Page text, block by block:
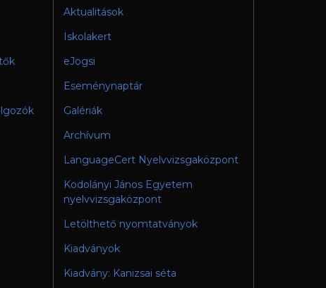
Aktualitások
Iskolakert
eJogsi
Eseménynaptár
Galériák
Archívum
LanguageCert Nyelvvizsgaközpont
Kodolányi János Egyetem
nyelvvizsgaközpont
Letölthető nyomtatványok
Kiadványok
Kiadvány: Kanizsai séta